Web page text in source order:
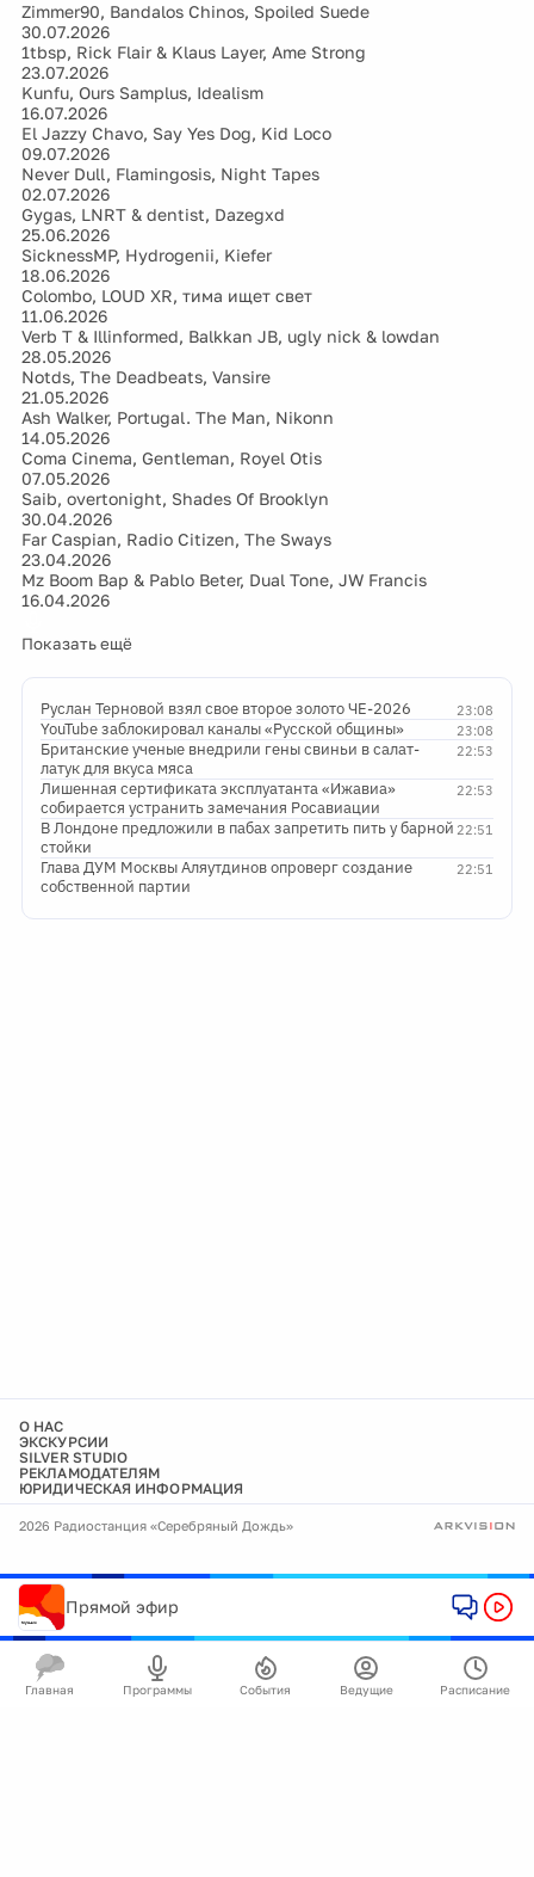
Zimmer90, Bandalos Chinos, Spoiled Suede
30.07.2026
1tbsp, Rick Flair & Klaus Layer, Ame Strong
23.07.2026
Kunfu, Ours Samplus, Idealism
16.07.2026
El Jazzy Chavo, Say Yes Dog, Kid Loco
09.07.2026
Never Dull, Flamingosis, Night Tapes
02.07.2026
Gygas, LNRT & dentist, Dazegxd
25.06.2026
SicknessMP, Hydrogenii, Kiefer
18.06.2026
Colombo, LOUD XR, тима ищет свет
11.06.2026
Verb T & Illinformed, Balkkan JB, ugly nick & lowdan
28.05.2026
Notds, The Deadbeats, Vansire
21.05.2026
Ash Walker, Portugal. The Man, Nikonn
14.05.2026
Coma Cinema, Gentleman, Royel Otis
07.05.2026
Saib, overtonight, Shades Of Brooklyn
30.04.2026
Far Caspian, Radio Citizen, The Sways
23.04.2026
Mz Boom Bap & Pablo Beter, Dual Tone, JW Francis
16.04.2026
Показать ещё
23:08
Руслан Терновой взял свое второе золото ЧЕ-2026
23:08
YouTube заблокировал каналы «Русской общины»
22:53
Британские ученые внедрили гены свиньи в салат-
латук для вкуса мяса
22:53
Лишенная сертификата эксплуатанта «Ижавиа»
собирается устранить замечания Росавиации
22:51
В Лондоне предложили в пабах запретить пить у барной
стойки
22:51
Глава ДУМ Москвы Аляутдинов опроверг создание
собственной партии
О НАС
ЭКСКУРСИИ
SILVER STUDIO
РЕКЛАМОДАТЕЛЯМ
ЮРИДИЧЕСКАЯ ИНФОРМАЦИЯ
2026 Радиостанция «Серебряный Дождь»
Прямой эфир
Главная Программы События Ведущие Расписание